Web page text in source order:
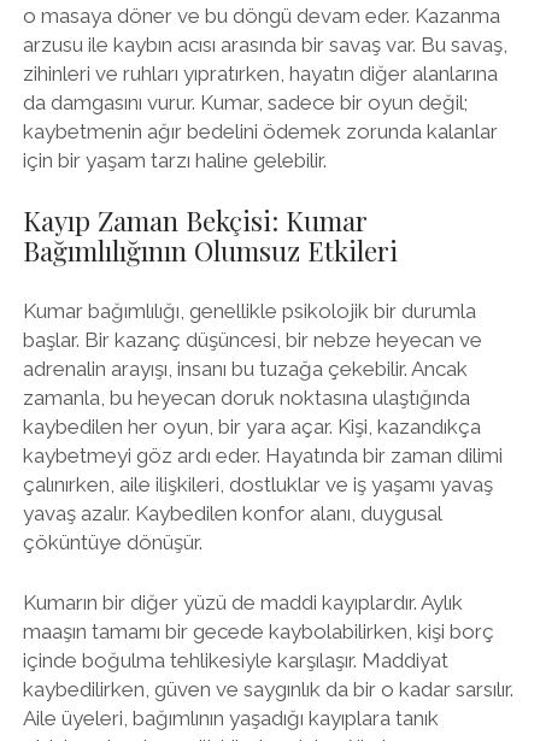
o masaya döner ve bu döngü devam eder. Kazanma
arzusu ile kaybın acısı arasında bir savaş var. Bu savaş,
zihinleri ve ruhları yıpratırken, hayatın diğer alanlarına
da damgasını vurur. Kumar, sadece bir oyun değil;
kaybetmenin ağır bedelini ödemek zorunda kalanlar
için bir yaşam tarzı haline gelebilir.
Kayıp Zaman Bekçisi: Kumar
Bağımlılığının Olumsuz Etkileri
Kumar bağımlılığı, genellikle psikolojik bir durumla
başlar. Bir kazanç düşüncesi, bir nebze heyecan ve
adrenalin arayışı, insanı bu tuzağa çekebilir. Ancak
zamanla, bu heyecan doruk noktasına ulaştığında
kaybedilen her oyun, bir yara açar. Kişi, kazandıkça
kaybetmeyi göz ardı eder. Hayatında bir zaman dilimi
çalınırken, aile ilişkileri, dostluklar ve iş yaşamı yavaş
yavaş azalır. Kaybedilen konfor alanı, duygusal
çöküntüye dönüşür.
Kumarın bir diğer yüzü de maddi kayıplardır. Aylık
maaşın tamamı bir gecede kaybolabilirken, kişi borç
içinde boğulma tehlikesiyle karşılaşır. Maddiyat
kaybedilirken, güven ve saygınlık da bir o kadar sarsılır.
Aile üyeleri, bağımlının yaşadığı kayıplara tanık